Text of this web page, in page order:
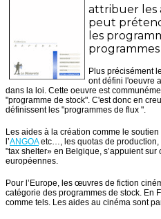
attribuer les
peut
les
Plus précisément
ont défini l'oeuvre
dans la loi. Cette oeuvre est
"programme de stock". C'est donc en
définissent les "programmes de flux ".
Les aides à la création comme le soutien
l’ANGOAetc…, les quotas de production,
"tax shelter» en Belgique, s’appuient
européennes.
Pour l’Europe, les œuvres de fiction
catégorie des programmes de stock. En
comme tels. Les aides au cinéma sont